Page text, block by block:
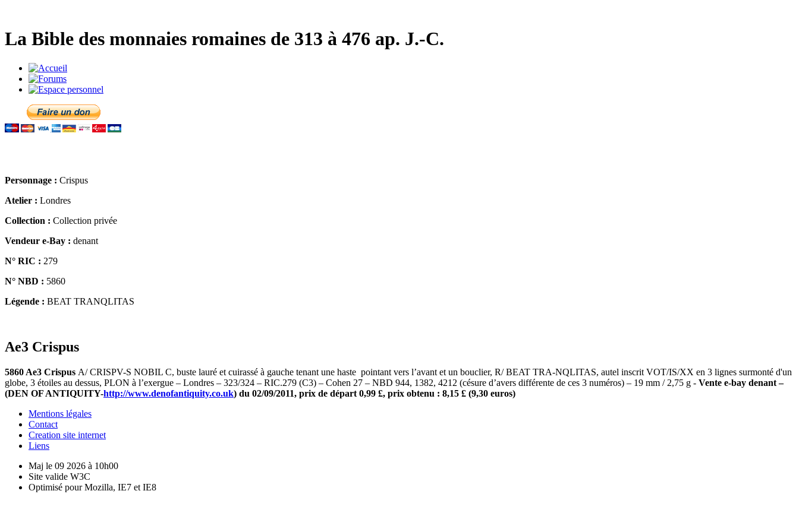
La Bible des monnaies romaines de 313 à 476 ap. J.-C.
Personnage : Crispus
Atelier : Londres
Collection : Collection privée
Vendeur e-Bay : denant
N° RIC : 279
N° NBD : 5860
Légende : BEAT TRANQLITAS
Ae3 Crispus
5860 Ae3 Crispus A/ CRISPV-S NOBIL C, buste lauré et cuirassé à gauche tenant une haste pointant vers l’avant et un bouclier, R/ BEAT TRA-NQLITAS, autel inscrit VOT/IS/XX en 3 lignes surmonté d'un
globe, 3 étoiles au dessus, PLON à l’exergue – Londres – 323/324 – RIC.279 (C3) – Cohen 27 – NBD 944, 1382, 4212 (césure d’avers différente de ces 3 numéros) – 19 mm / 2,75 g - Vente e-bay denant –
(DEN OF ANTIQUITY-http://www.denofantiquity.co.uk) du 02/09/2011, prix de départ 0,99 £, prix obtenu : 8,15 £ (9,30 euros)
Mentions légales
Contact
Creation site internet
Liens
Maj le 09 2026 à 10h00
Site valide W3C
Optimisé pour Mozilla, IE7 et IE8